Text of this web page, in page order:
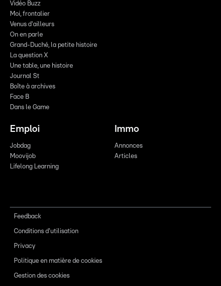
Vidéo Buzz
Moi, frontalier
Venus d'ailleurs
On en parle
Grand-Duché, la petite histoire
La question X
Une table, une histoire
Journal St
Boîte à archives
Face B
Dans le Game
Emploi
Jobdag
Moovijob
Lifelong Learning
Immo
Annonces
Articles
Feedback
Conditions d'utilisation
Privacy
Politique en matière de cookies
Gestion des cookies